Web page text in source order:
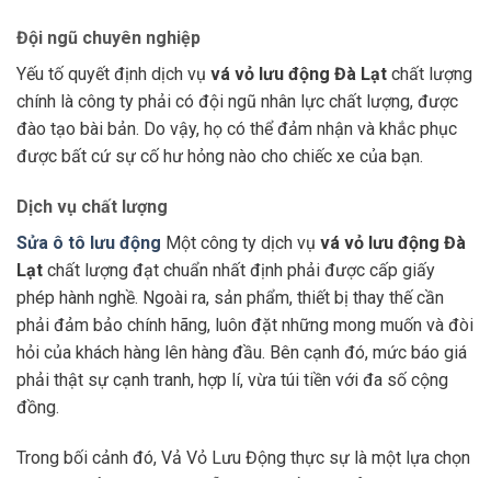
Đội ngũ chuyên nghiệp
Yếu tố quyết định dịch vụ vá vỏ lưu động Đà Lạt chất lượng
chính là công ty phải có đội ngũ nhân lực chất lượng, được
đào tạo bài bản. Do vậy, họ có thể đảm nhận và khắc phục
được bất cứ sự cố hư hỏng nào cho chiếc xe của bạn.
Dịch vụ chất lượng
Sửa ô tô lưu động Một công ty dịch vụ vá vỏ lưu động Đà
Lạt chất lượng đạt chuẩn nhất định phải được cấp giấy
phép hành nghề. Ngoài ra, sản phẩm, thiết bị thay thế cần
phải đảm bảo chính hãng, luôn đặt những mong muốn và đòi
hỏi của khách hàng lên hàng đầu. Bên cạnh đó, mức báo giá
phải thật sự cạnh tranh, hợp lí, vừa túi tiền với đa số cộng
đồng.
Trong bối cảnh đó, Vả Vỏ Lưu Động thực sự là một lựa chọn